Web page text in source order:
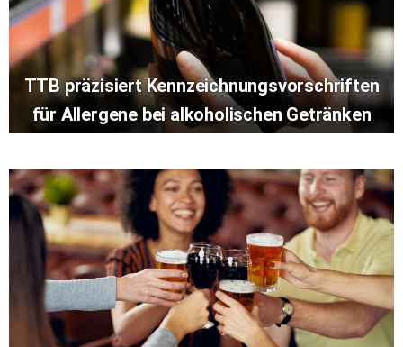
TTB präzisiert Kennzeichnungsvorschriften
für Allergene bei alkoholischen Getränken